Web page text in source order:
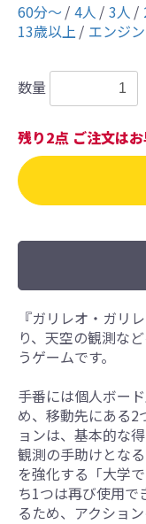
60分〜 4人 3人
13歳以上
エンジ
数量
残り2点 ご注文は
『ガリレオ・ガリ
り、天空の観測な
うゲームです。
手番には個人ボー
め、移動先にある2
ョンは、基本的な
観測の手助けとな
を強化する「大学
ち1つは再び使用で
るため、アクショ